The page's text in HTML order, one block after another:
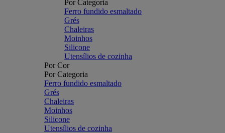
Por Categoria
Ferro fundido esmaltado
Grés
Chaleiras
Moinhos
Silicone
Utensílios de cozinha
Por Cor
Por Categoria
Ferro fundido esmaltado
Grés
Chaleiras
Moinhos
Silicone
Utensílios de cozinha